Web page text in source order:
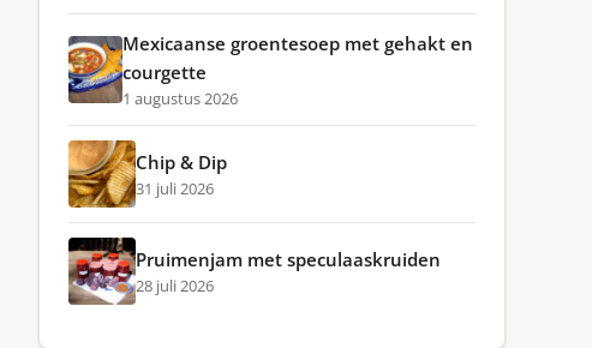
Mexicaanse groentesoep met gehakt en
courgette
1 augustus 2026
Chip & Dip
31 juli 2026
Pruimenjam met speculaaskruiden
28 juli 2026